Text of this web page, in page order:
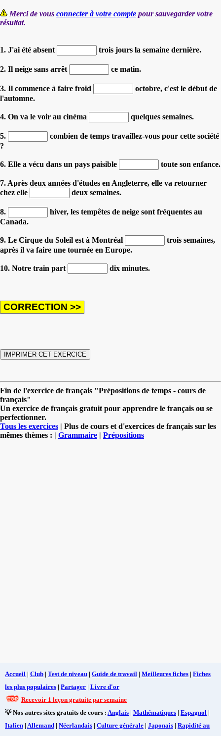
Merci de vous connecter à votre compte pour sauvegarder votre
résultat.
1. J'ai été absent trois jours la semaine dernière.
2. Il neige sans arrêt ce matin.
3. Il commence à faire froid
octobre, c'est le début de
l'automne.
4. On va le voir au cinéma quelques semaines.
5.
combien de temps travaillez-vous pour cette société
?
6. Elle a vécu dans un pays paisible toute son enfance.
7. Après deux années d'études en Angleterre, elle va retourner
chez elle
deux semaines.
8.
hiver, les tempêtes de neige sont fréquentes au
Canada.
9. Le Cirque du Soleil est à Montréal
trois semaines,
après il va faire une tournée en Europe.
10. Notre train part dix minutes.
Fin de l'exercice de français "Prépositions de temps - cours de
français"
Un exercice de français gratuit pour apprendre le français ou se
perfectionner.
Tous les exercices | Plus de cours et d'exercices de français sur les
mêmes thèmes : | Grammaire | Prépositions
Accueil | Club | Test de niveau | Guide de travail | Meilleures fiches | Fiches
les plus populaires | Partager | Livre d'or
Recevoir 1 leçon gratuite par semaine
💡 Nos autres sites gratuits de cours : Anglais | Mathématiques | Espagnol |
Italien | Allemand | Néerlandais | Culture générale | Japonais | Rapidité au